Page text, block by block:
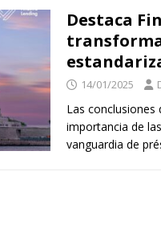
Destaca
14/01/2025
Las conclusiones
importancia de
vanguardia de